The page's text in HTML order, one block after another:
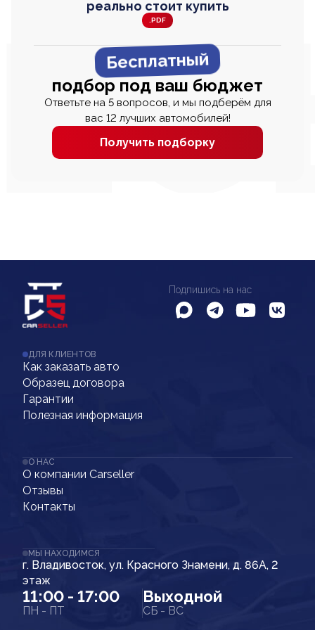
реально стоит купить
.PDF
Бесплатный
подбор под ваш бюджет
Ответьте на 5 вопросов, и мы подберём для
вас 12 лучших автомобилей!
Получить подборку
Подпишись на нас
ДЛЯ КЛИЕНТОВ
Как заказать авто
Образец договора
Гарантии
Полезная информация
О НАС
О компании Carseller
Отзывы
Контакты
МЫ НАХОДИМСЯ
г. Владивосток, ул. Красного Знамени, д. 86А, 2
этаж
11:00 - 17:00
ПН - ПТ
Выходной
СБ - ВС